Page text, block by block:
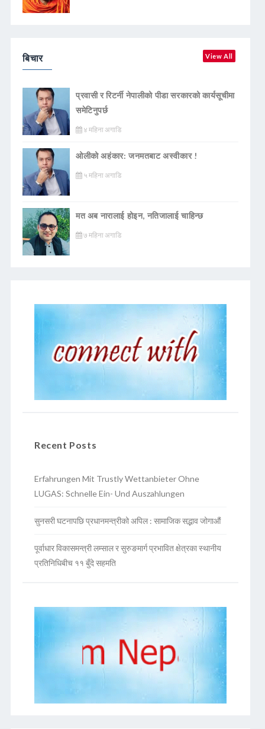
बिचार View All
प्रवासी र रिटर्नी नेपालीको पीडा सरकारको कार्यसूचीमा
समेटिनुपर्छ
४ महिना अगाडि
ओलीको अहंकार: जनमतबाट अस्वीकार !
५ महिना अगाडि
मत अब नारालाई होइन, नतिजालाई चाहिन्छ
७ महिना अगाडि
Recent Posts
Erfahrungen Mit Trustly Wettanbieter Ohne
LUGAS: Schnelle Ein- Und Auszahlungen
सुनसरी घटनापछि प्रधानमन्त्रीको अपिल : सामाजिक सद्भाव जोगाऔं
पूर्वाधार विकासमन्त्री लम्साल र सुरुङमार्ग प्रभावित क्षेत्रका स्थानीय
प्रतिनिधिबीच ११ बुँदे सहमति